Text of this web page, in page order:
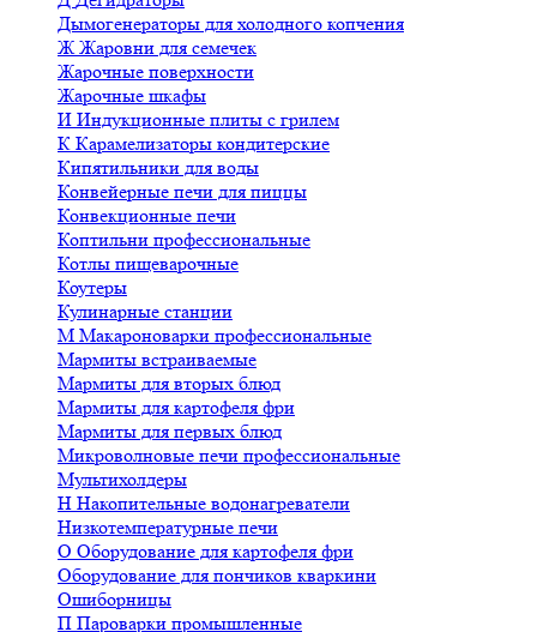
Дымогенераторы для холодного копчения
ЖЖаровни для семечек
Жарочные поверхности
Жарочные шкафы
И Индукционные плиты с грилем
К Карамелизаторы кондитерские
Кипятильники для воды
Конвейерные печи для пиццы
Конвекционные печи
Коптильни профессиональные
Котлы пищеварочные
Коутеры
Кулинарные станции
М Макароноварки профессиональные
Мармиты встраиваемые
Мармиты для вторых блюд
Мармиты для картофеля фри
Мармиты для первых блюд
Микроволновые печи профессиональные
Мультихолдеры
Н Накопительные водонагреватели
Низкотемпературные печи
О Оборудование для картофеля фри
Оборудование для пончиков кваркини
Ошиборницы
П Пароварки промышленные